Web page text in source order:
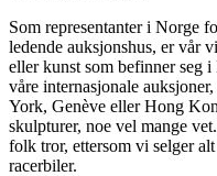
Som representanter i Norge
ledende auksjonshus, er vår
eller kunst som befinner seg
våre internasjonale
York, Genève eller Hong
skulpturer, noe vel mange
folk tror, ettersom vi selger
racerbiler.